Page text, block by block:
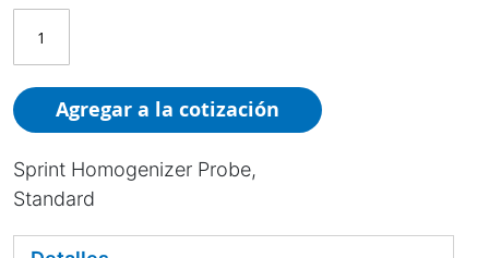
Agregar a la cotización
Sprint Homogenizer Probe,
Standard